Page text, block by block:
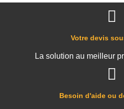
Besoin d'aide ou
Votre devis
La solution au meilleur